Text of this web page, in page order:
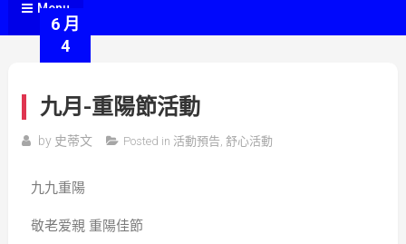
Menu
6 月
4
九月-重陽節活動
by 史蒂文 Posted in 活動預告, 舒心活動
九九重陽
敬老爱親 重陽佳節